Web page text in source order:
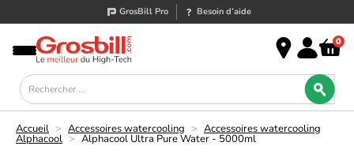
GrosBill Pro Besoin d’aide
0
Accueil > Accessoires watercooling > Accessoires watercooling
Alphacool > Alphacool Ultra Pure Water - 5000ml